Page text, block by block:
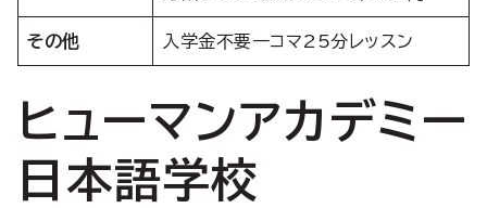
その他 入学金不要一コマ25分レッスン
ヒューマンアカデミー
日本語学校